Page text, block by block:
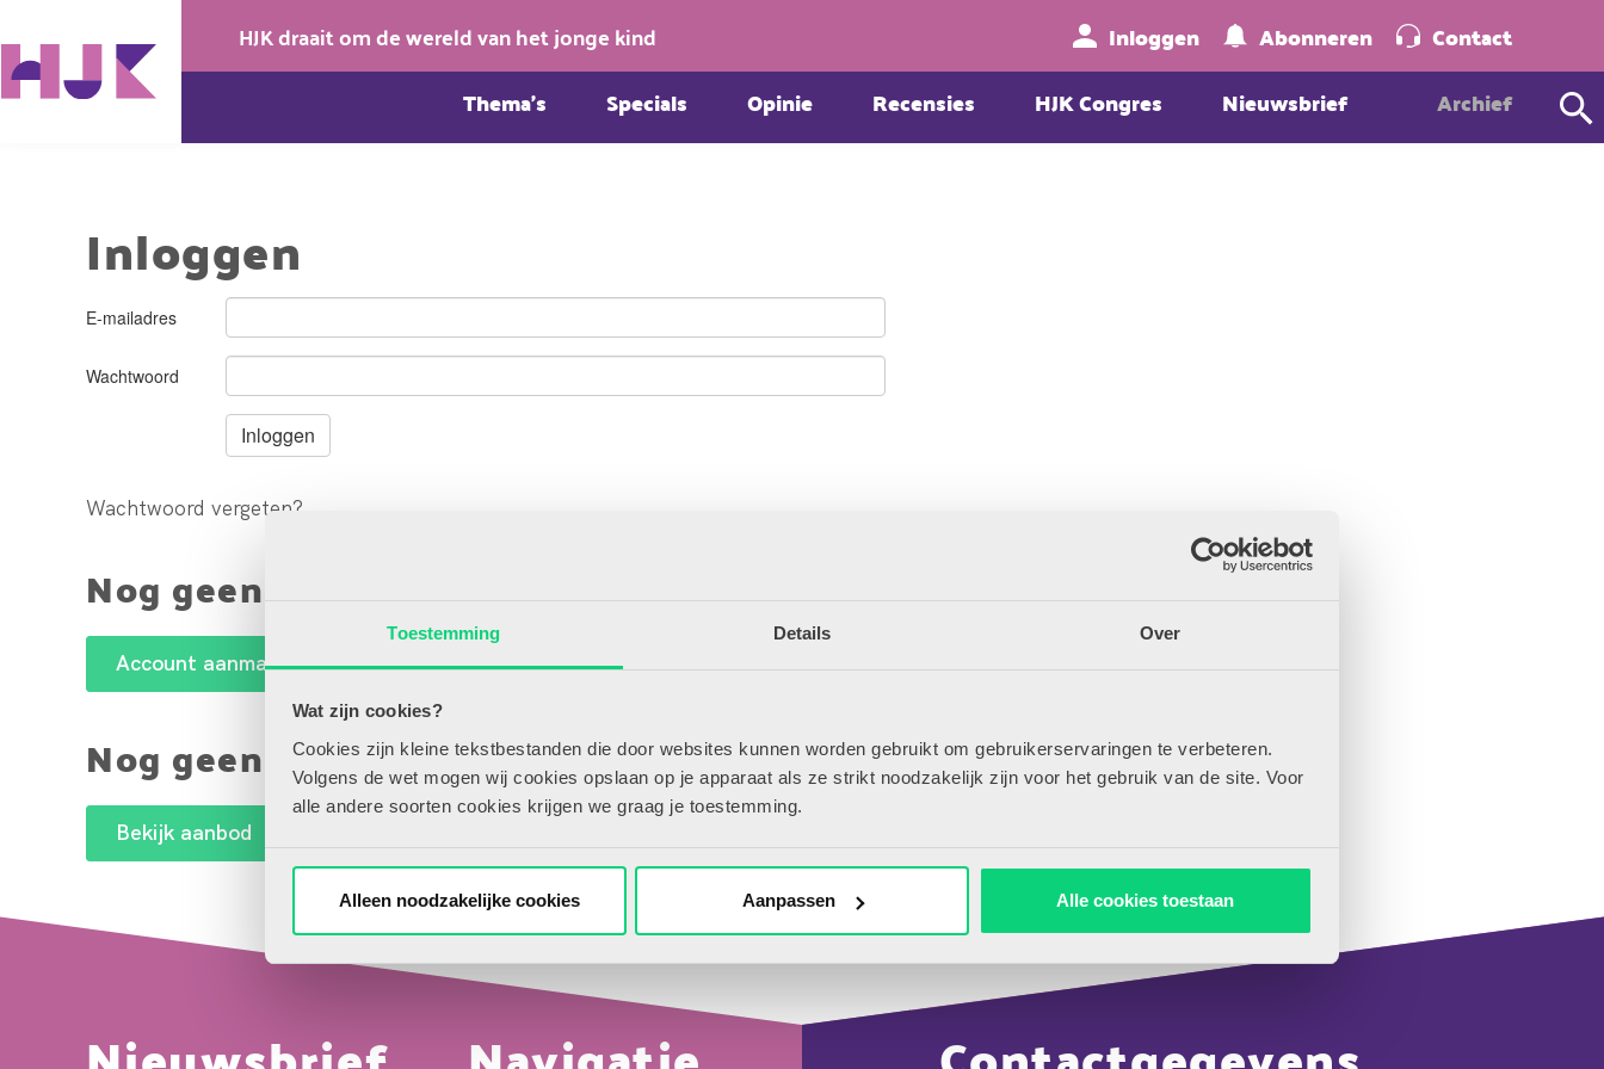
Toestemming Details Over
Wat zijn cookies?
Cookies zijn kleine tekstbestanden die door websites kunnen worden gebruikt om gebruikerservaringen te verbeteren.
Volgens de wet mogen wij cookies opslaan op je apparaat als ze strikt noodzakelijk zijn voor het gebruik van de site. Voor
alle andere soorten cookies krijgen we graag je toestemming.
Alleen noodzakelijke cookies Aanpassen Alle cookies toestaan
HJK draait om de wereld van het jonge kind Inloggen Abonneren
Contact
Thema’s
Specials Opinie Recensies HJK Congres Nieuwsbrief Archief
Zoeken
Inloggen
E-mailadres
Wachtwoord
Wachtwoord vergeten?
Nog geen account maar wel abonnee?
Account aanmaken
Nog geen abonnee?
Bekijk aanbod